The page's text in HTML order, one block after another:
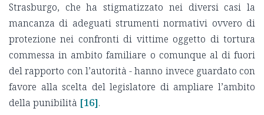
Strasburgo, che ha stigmatizzato nei diversi casi la
mancanza di adeguati strumenti normativi ovvero di
protezione nei confronti di vittime oggetto di tortura
commessa in ambito familiare o comunque al di fuori
del rapporto con l’autorità - hanno invece guardato con
favore alla scelta del legislatore di ampliare l’ambito
della punibilità [16].